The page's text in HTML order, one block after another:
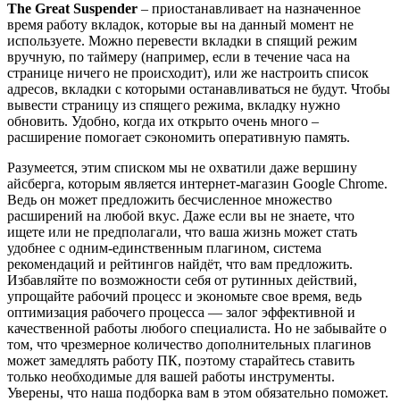
The Great Suspender – приостанавливает на назначенное
время работу вкладок, которые вы на данный момент не
используете. Можно перевести вкладки в спящий режим
вручную, по таймеру (например, если в течение часа на
странице ничего не происходит), или же настроить список
адресов, вкладки с которыми останавливаться не будут. Чтобы
вывести страницу из спящего режима, вкладку нужно
обновить. Удобно, когда их открыто очень много –
расширение помогает сэкономить оперативную память.
Разумеется, этим списком мы не охватили даже вершину
айсберга, которым является интернет-магазин Google Chrome.
Ведь он может предложить бесчисленное множество
расширений на любой вкус. Даже если вы не знаете, что
ищете или не предполагали, что ваша жизнь может стать
удобнее с одним-единственным плагином, система
рекомендаций и рейтингов найдёт, что вам предложить.
Избавляйте по возможности себя от рутинных действий,
упрощайте рабочий процесс и экономьте свое время, ведь
оптимизация рабочего процесса — залог эффективной и
качественной работы любого специалиста. Но не забывайте о
том, что чрезмерное количество дополнительных плагинов
может замедлять работу ПК, поэтому старайтесь ставить
только необходимые для вашей работы инструменты.
Уверены, что наша подборка вам в этом обязательно поможет.